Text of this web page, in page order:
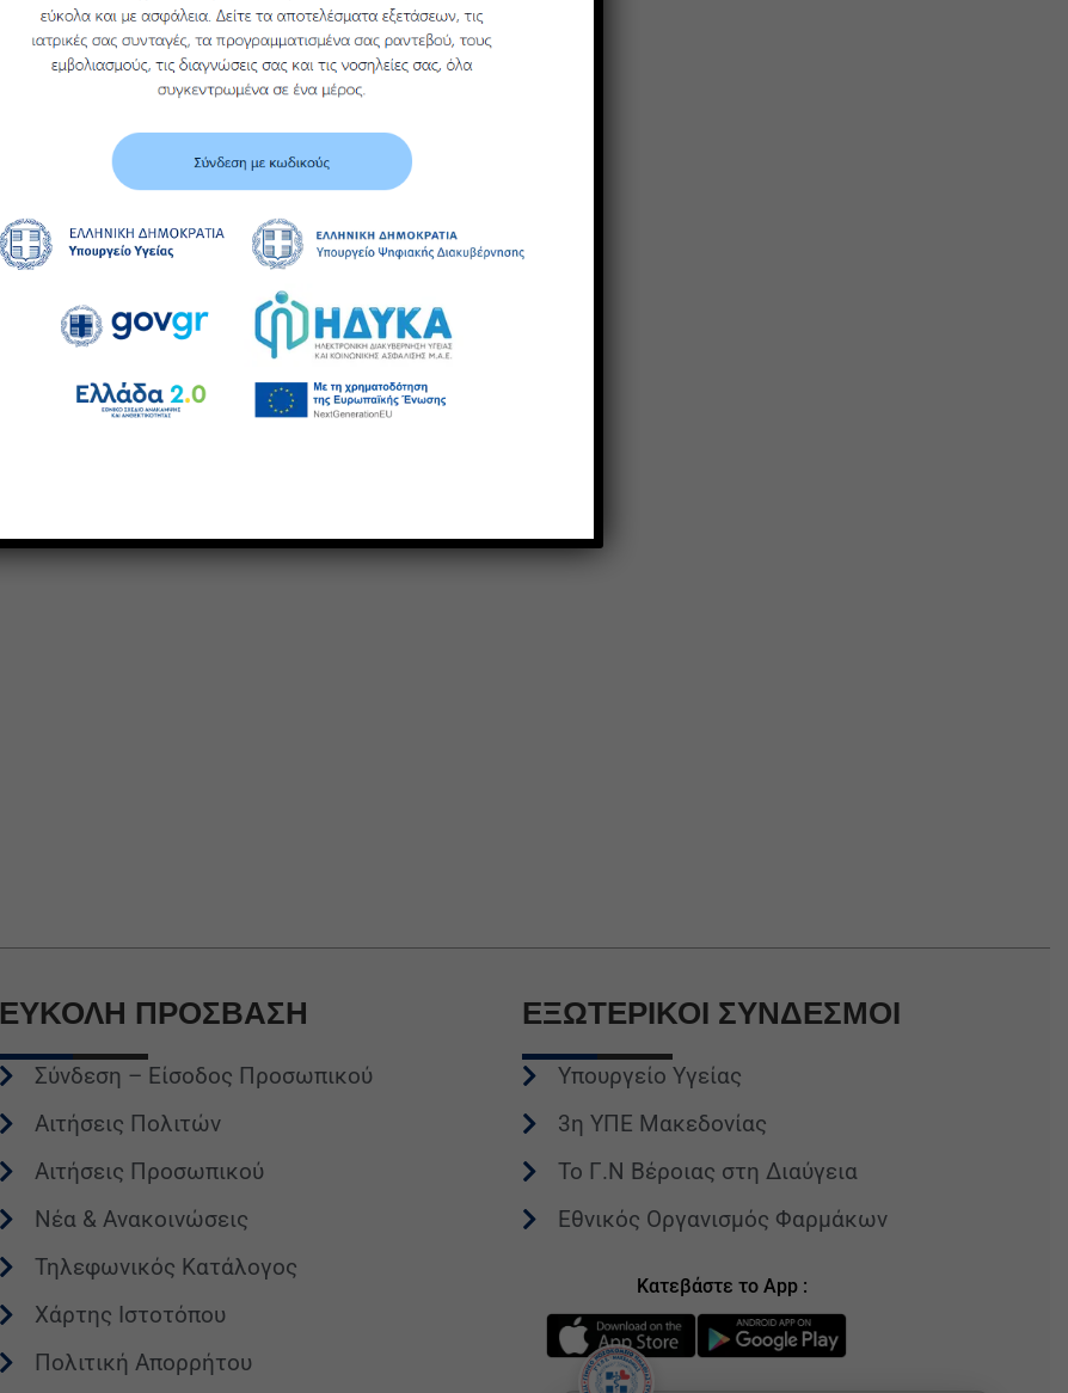
ΕΥΚΟΛΗ ΠΡΟΣΒΑΣΗ
Σύνδεση – Είσοδος Προσωπικού
Αιτήσεις Πολιτών
Αιτήσεις Προσωπικού
Νέα & Ανακοινώσεις
Τηλεφωνικός Κατάλογος
Χάρτης Ιστοτόπου
Πολιτική Απορρήτου
ΕΞΩΤΕΡΙΚΟΙ ΣΥΝΔΕΣΜΟΙ
Υπουργείο Υγείας
3η ΥΠΕ Μακεδονίας
Το Γ.Ν Βέροιας στη Διαύγεια
Εθνικός Οργανισμός Φαρμάκων
Κατεβάστε το App :